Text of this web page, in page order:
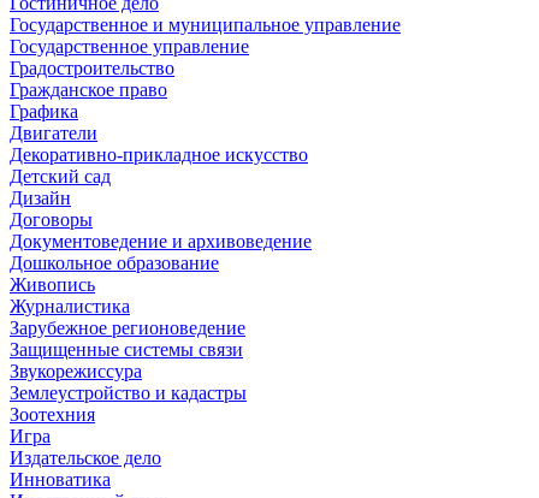
Государственное и муниципальное управление
Государственное управление
Градостроительство
Гражданское право
Графика
Двигатели
Декоративно-прикладное искусство
Детский сад
Дизайн
Договоры
Документоведение и архивоведение
Дошкольное образование
Живопись
Журналистика
Зарубежное регионоведение
Защищенные системы связи
Звукорежиссура
Землеустройство и кадастры
Зоотехния
Игра
Издательское дело
Инноватика